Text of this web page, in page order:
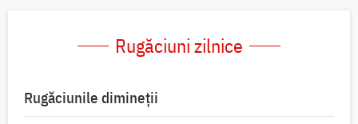
Rugăciuni zilnice
Rugăciunile dimineții